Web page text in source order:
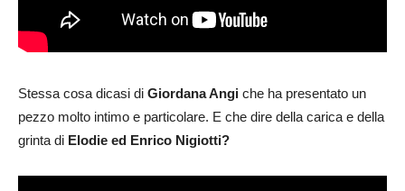
Stessa cosa dicasi di Giordana Angi che ha presentato un
pezzo molto intimo e particolare. E che dire della carica e della
grinta di Elodie ed Enrico Nigiotti?